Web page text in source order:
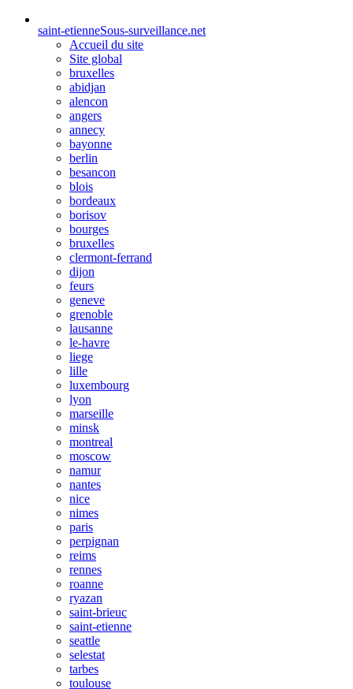
saint-etienneSous-surveillance.net
Accueil du site
Site global
bruxelles
abidjan
alencon
angers
annecy
bayonne
berlin
besancon
blois
bordeaux
borisov
bourges
bruxelles
clermont-ferrand
dijon
feurs
geneve
grenoble
lausanne
le-havre
liege
lille
luxembourg
lyon
marseille
minsk
montreal
moscow
namur
nantes
nice
nimes
paris
perpignan
reims
rennes
roanne
ryazan
saint-brieuc
saint-etienne
seattle
selestat
tarbes
toulouse